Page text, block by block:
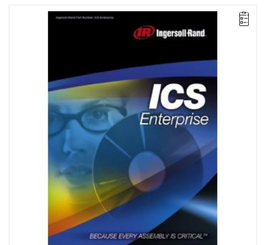
i zarządzanie sieciowe grupą obejmującą do 500 sterowników
w bazie danych zgodnej z ODBC, jej przeszukiwanie i
przetwarzanie statystyczne.
Licencja na 50 stanowisk.